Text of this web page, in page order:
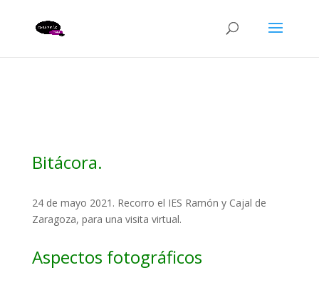
Bitácora.
24 de mayo 2021. Recorro el IES Ramón y Cajal de
Zaragoza, para una visita virtual.
Aspectos fotográficos